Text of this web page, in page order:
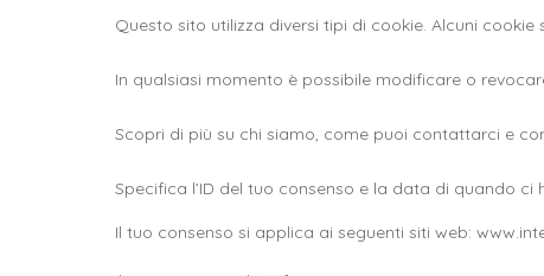
Questo sito utilizza diversi tipi di cookie. Alcuni
In qualsiasi momento è possibile modificare o
Scopri di più su chi siamo, come puoi contattarci e
Specifica l’ID del tuo consenso e la data di quando
Il tuo consenso si applica ai seguenti siti web: